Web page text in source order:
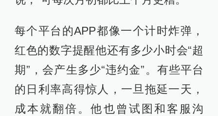
每个平台的APP都像一个计时炸弹，
红色的数字提醒他还有多少小时会“超
期”，会产生多少“违约金”。有些平台
的日利率高得惊人，一旦拖延一天，
成本就翻倍。他也曾试图和客服沟